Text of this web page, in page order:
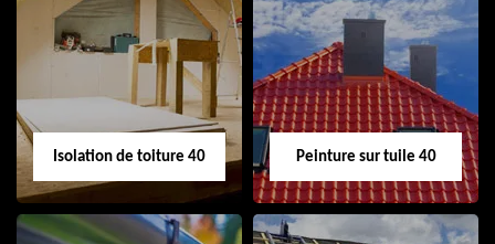
Urgence fuite de
toiture 40
Nettoyage
demoussage
toiture 40
Isolation de toiture 40 Peinture sur tuile 40